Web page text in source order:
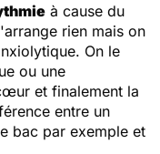
à cause du
rien mais on
On le
ou une
et finalement la
entre un
bac par exemple et